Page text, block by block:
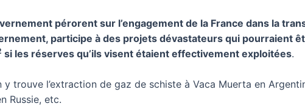
pérorent sur l’engagement de la France dans la
participe à des projets dévastateurs qui pourraient
si les réserves qu’ils visent étaient effectivement exploitées.
trouve l’extraction de gaz de schiste à Vaca Muerta en
Russie, etc.